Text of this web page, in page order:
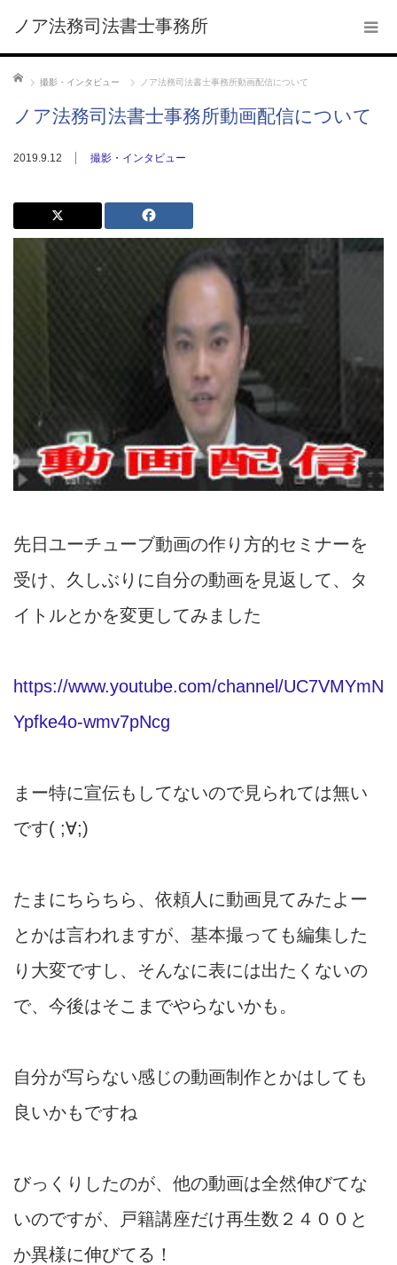
ノア法務司法書士事務所
ホーム
撮影・インタビュー ノア法務司法書士事務所動画配信について
ノア法務司法書士事務所動画配信について
2019.9.12 撮影・インタビュー
先日ユーチューブ動画の作り方的セミナーを
受け、久しぶりに自分の動画を見返して、タ
イトルとかを変更してみました
https://www.youtube.com/channel/UC7VMYmN
Ypfke4o-wmv7pNcg
まー特に宣伝もしてないので見られては無い
です( ;∀;)
たまにちらちら、依頼人に動画見てみたよー
とかは言われますが、基本撮っても編集した
り大変ですし、そんなに表には出たくないの
で、今後はそこまでやらないかも。
自分が写らない感じの動画制作とかはしても
良いかもですね
びっくりしたのが、他の動画は全然伸びてな
いのですが、戸籍講座だけ再生数２４００と
か異様に伸びてる！